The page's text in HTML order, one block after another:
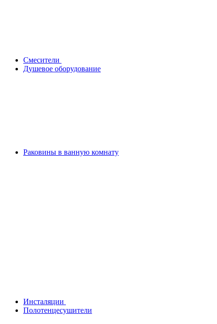
Смесители
Душевое оборудование
Раковины в ванную комнату
Инсталяции
Полотенцесушители